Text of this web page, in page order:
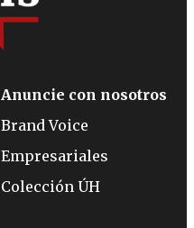
Anuncie con nosotros
Brand Voice
Empresariales
Colección ÚH